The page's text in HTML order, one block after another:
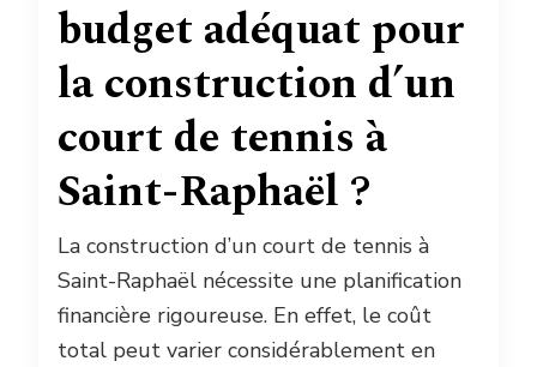
budget adéquat pour
la construction d’un
court de tennis à
Saint-Raphaël ?
La construction d’un court de tennis à
Saint-Raphaël nécessite une planification
financière rigoureuse. En effet, le coût
total peut varier considérablement en